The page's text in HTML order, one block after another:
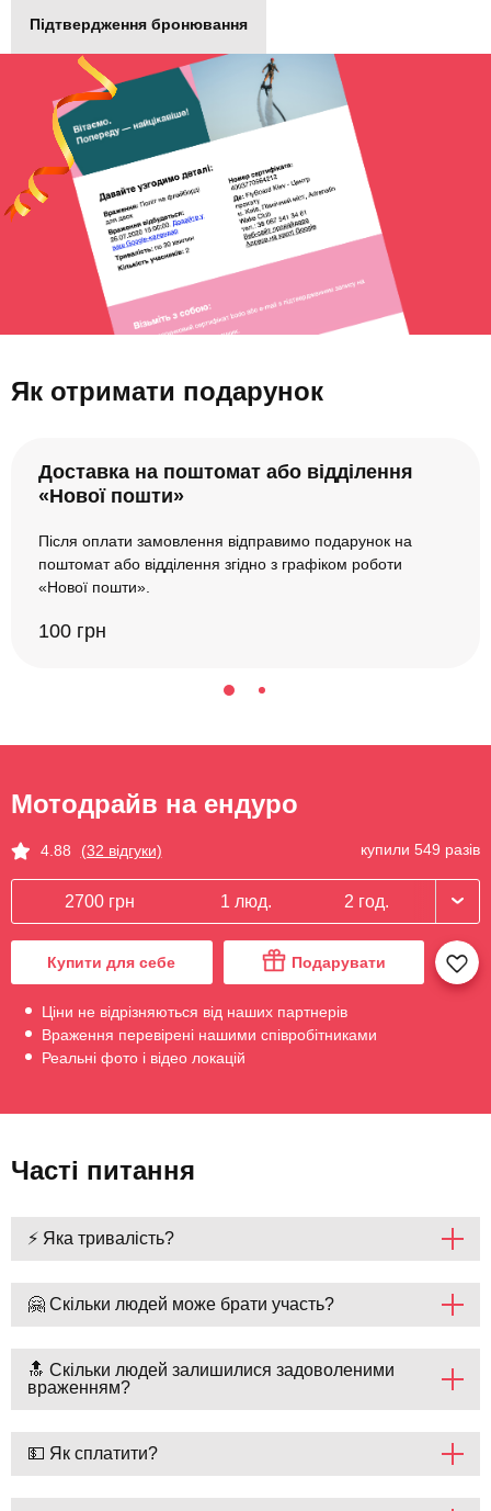
Підтвердження бронювання
Як отримати подарунок
Доставка на поштомат або відділення
«Нової пошти»
Після оплати замовлення відправимо подарунок на
поштомат або відділення згідно з графіком роботи
«Нової пошти».
100 грн
Мотодрайв на ендуро
4.88 (32 відгуки) купили 549 разів
2700 грн 1 люд. 2 год.
Купити для себе Подарувати
Ціни не відрізняються від наших партнерів
Враження перевірені нашими співробітниками
Реальні фото і відео локацій
Часті питання
⚡ Яка тривалість?
🤗 Скільки людей може брати участь?
🔝 Скільки людей залишилися задоволеними
враженням?
💵 Як сплатити?